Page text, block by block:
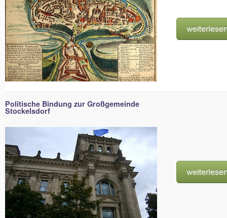
Politische Bindung zur Großgemeinde
Stockelsdorf